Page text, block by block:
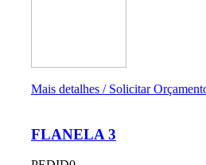
Mais detalhes / Solicitar
FLANELA 3